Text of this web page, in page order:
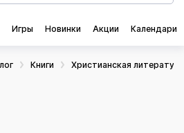
Игры Новинки Акции Календари
Книги Христианская литература